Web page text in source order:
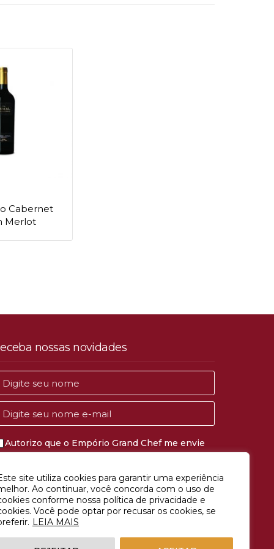
site utiliza cookies para garantir uma experiência
Ao continuar, você concorda com o uso de
conforme nossa política de privacidade e
Você pode optar por recusar os cookies, se
LEIA MAIS
Cabernet
Merlot
nossas novidades
Autorizo que o Empório Grand Chef me envie
CADASTRAR